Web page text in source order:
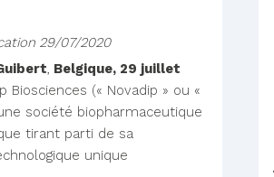
29/07/2020
, Belgique, 29 juillet
Biosciences (« Novadip » ou «
société biopharmaceutique
tirant parti de sa
unique